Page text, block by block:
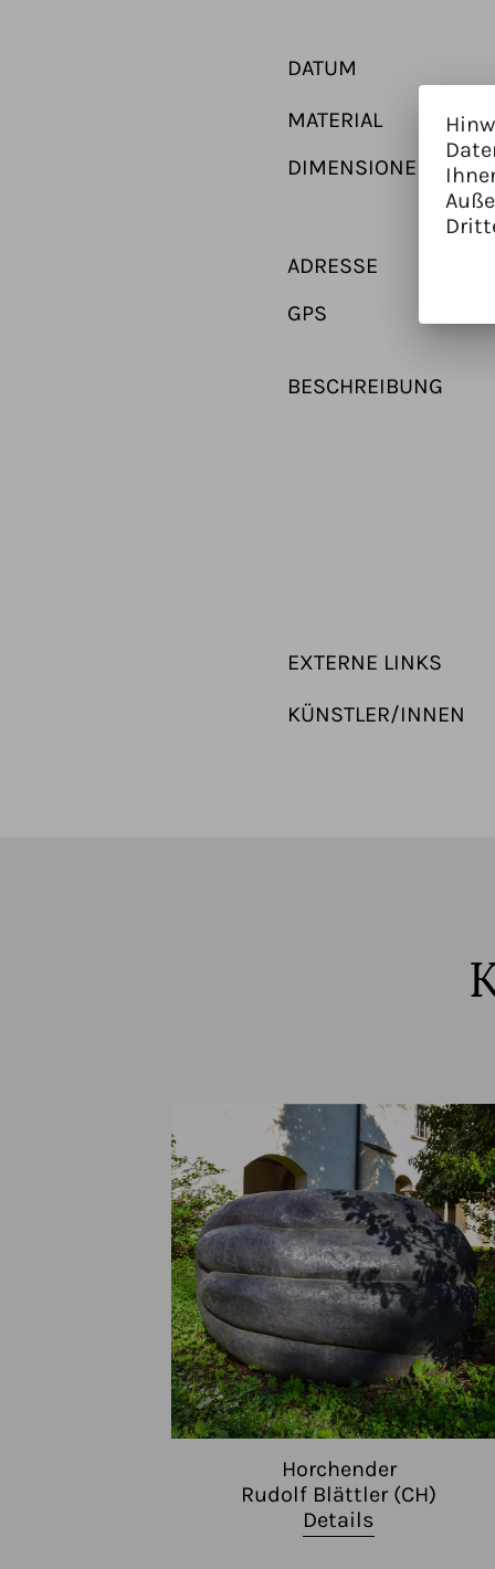
DATUM
MATERIAL
DIMENSIONEN
ADRESSE
GPS
BESCHREIBUNG
EXTERNE LINKS
KÜNSTLER/INNEN
Horchender
Rudolf Blättler (CH)
Details